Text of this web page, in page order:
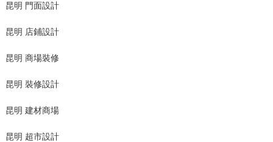
昆明 門面設計
昆明 店鋪設計
昆明 商場裝修
昆明 裝修設計
昆明 建材商場
昆明 超市設計